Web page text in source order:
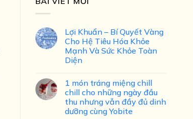
Lợi Khuẩn – Bí Quyết Vàng
Cho Hệ Tiêu Hóa Khỏe
Mạnh Và Sức Khỏe Toàn
Diện
1 món tráng miệng chill
chill cho những ngày đầu
thu nhưng vẫn đầy đủ dinh
dưỡng cùng Yobite